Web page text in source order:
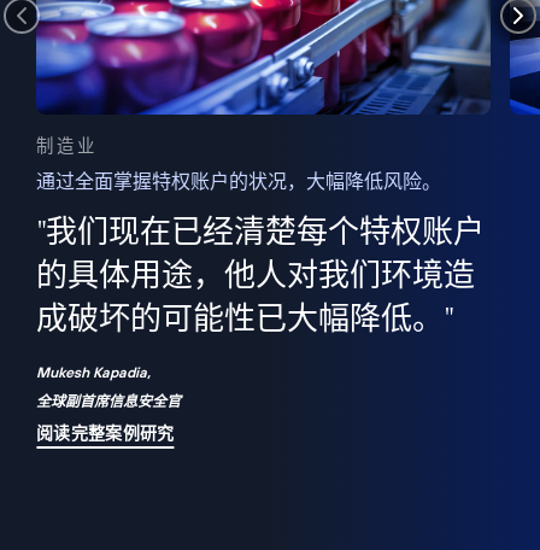
制造业
通过全面掌握特权账户的状况，大幅降低风险。
"我们现在已经清楚每个特权账户
的具体用途，他人对我们环境造
成破坏的可能性已大幅降低。"
Mukesh Kapadia,
全球副首席信息安全官
阅读完整案例研究